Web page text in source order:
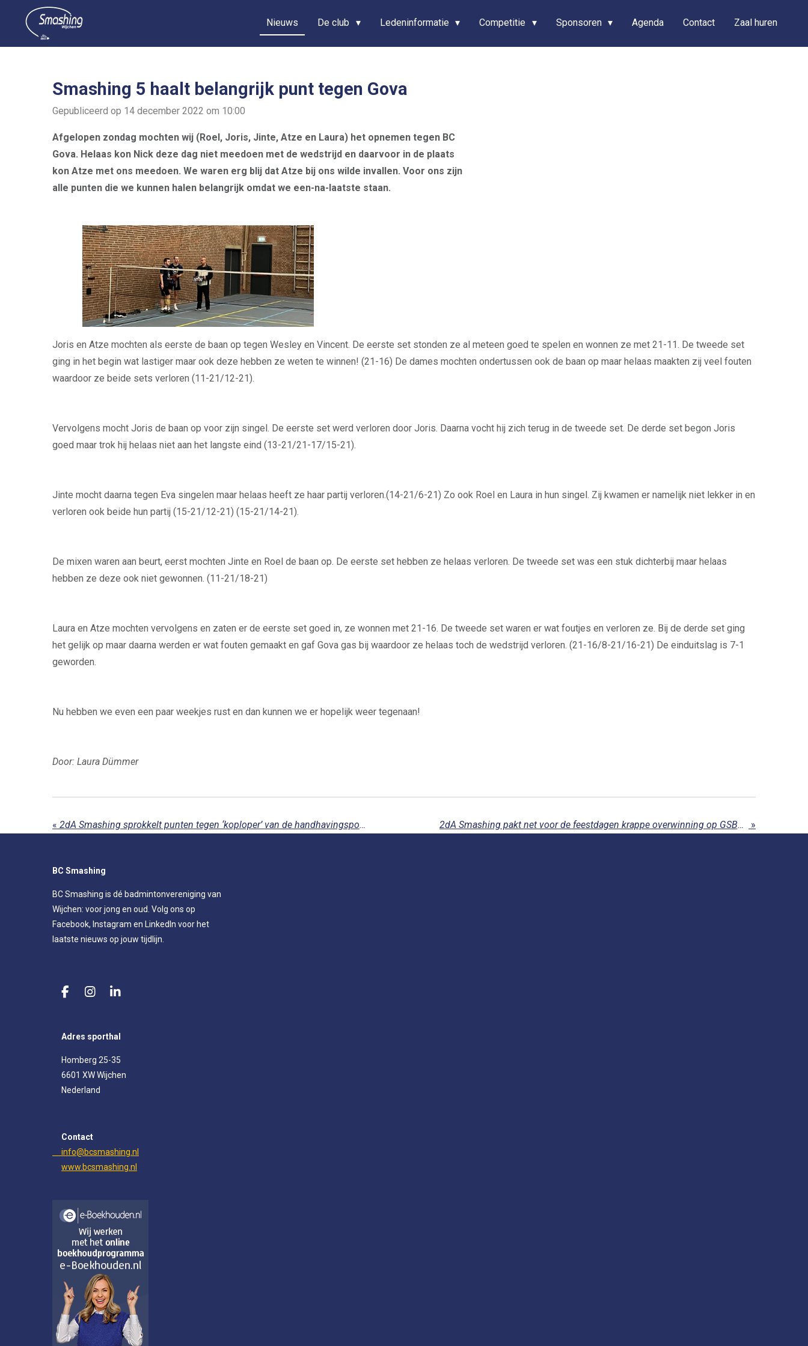
direct
naar
hoofdinhoud
Nieuws De club Ledeninformatie Competitie Sponsoren Agenda Contact Zaal huren
Smashing 5 haalt belangrijk punt tegen Gova
Gepubliceerd op 14 december 2022 om 10:00
Afgelopen zondag mochten wij (Roel, Joris, Jinte, Atze en Laura) het opnemen tegen BC
Gova. Helaas kon Nick deze dag niet meedoen met de wedstrijd en daarvoor in de plaats
kon Atze met ons meedoen. We waren erg blij dat Atze bij ons wilde invallen. Voor ons zijn
alle punten die we kunnen halen belangrijk omdat we een-na-laatste staan.
Joris en Atze mochten als eerste de baan op tegen Wesley en Vincent. De eerste set stonden ze al meteen goed te spelen en wonnen ze met 21-11. De tweede set
ging in het begin wat lastiger maar ook deze hebben ze weten te winnen! (21-16) De dames mochten ondertussen ook de baan op maar helaas maakten zij veel fouten
waardoor ze beide sets verloren (11-21/12-21).
Vervolgens mocht Joris de baan op voor zijn singel. De eerste set werd verloren door Joris. Daarna vocht hij zich terug in de tweede set. De derde set begon Joris
goed maar trok hij helaas niet aan het langste eind (13-21/21-17/15-21).
Jinte mocht daarna tegen Eva singelen maar helaas heeft ze haar partij verloren.(14-21/6-21) Zo ook Roel en Laura in hun singel. Zij kwamen er namelijk niet lekker in en
verloren ook beide hun partij (15-21/12-21) (15-21/14-21).
De mixen waren aan beurt, eerst mochten Jinte en Roel de baan op. De eerste set hebben ze helaas verloren. De tweede set was een stuk dichterbij maar helaas
hebben ze deze ook niet gewonnen. (11-21/18-21)
Laura en Atze mochten vervolgens en zaten er de eerste set goed in, ze wonnen met 21-16. De tweede set waren er wat foutjes en verloren ze. Bij de derde set ging
het gelijk op maar daarna werden er wat fouten gemaakt en gaf Gova gas bij waardoor ze helaas toch de wedstrijd verloren. (21-16/8-21/16-21) De einduitslag is 7-1
geworden.
Nu hebben we even een paar weekjes rust en dan kunnen we er hopelijk weer tegenaan!
Door: Laura Dümmer
« 2dA Smashing sprokkelt punten tegen ‘koploper’ van de handhavingspoule 2dA Smashing pakt net voor de feestdagen krappe overwinning op GSBC AMOR »
BC Smashing
BC Smashing is dé badmintonvereniging van
Wijchen: voor jong en oud. Volg ons op
Facebook, Instagram en LinkedIn voor het
laatste nieuws op jouw tijdlijn.
F
e
b
o
k
I
a
r
a
m
L
k
e
I
n
Adres sporthal
Homberg 25-35
6601 XW Wijchen
Nederland
Contact
info@bcsmashing.nl
www.bcsmashing.nl